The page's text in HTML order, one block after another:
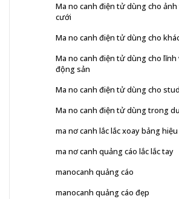
Ma no canh điện tử dùng cho ảnh
cưới
Ma no canh điện tử dùng cho
Ma no canh điện tử dùng cho
động sản
Ma no canh điện tử dùng cho
Ma no canh điện tử dùng trong
ma nơ canh lắc lắc xoay bảng hiệu
ma nơ canh quảng cáo lắc lắc tay
manocanh quảng cáo
manocanh quảng cáo đẹp